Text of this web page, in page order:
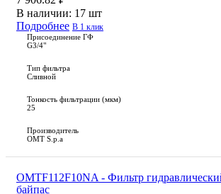
В наличии: 17 шт
Подробнее В 1 клик
Присоединение ГФ
G3/4"
Тип фильтра
Сливной
Тонкость фильтрации (мкм)
25
Производитель
OMT S.p.a
OMTF112F10NA - Фильтр
байпас